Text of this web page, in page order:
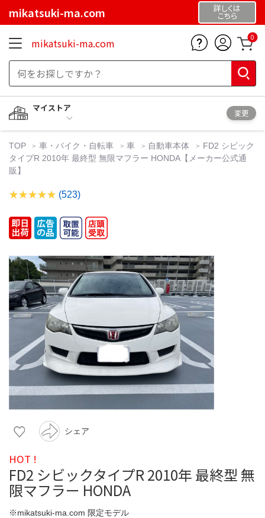
mikatsuki-ma.com 詳しくは
こちら
mikatsuki-ma.com 0
マイストア
変更
TOP 車・バイク・自転車 車 自動車本体
FD2 シビック
タイプR 2010年 最終型 無限マフラー HONDA【メーカー公式通
販】
(523)
シェア
HOT !
FD2 シビックタイプR 2010年 最終型 無
限マフラー HONDA
※mikatsuki-ma.com 限定モデル